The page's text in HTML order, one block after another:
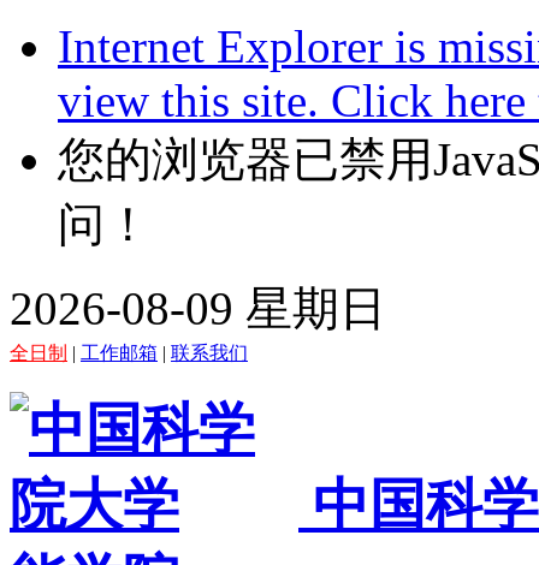
Internet Explorer is
view this site. Click
您的浏览器已禁用
问！
2026-08-09 星期日
全日制 | 工作邮箱 | 联系我们
中国科